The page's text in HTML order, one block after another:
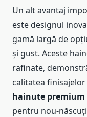
Un alt avantaj
este designul
gamă largă de
și gust. Aceste
rafinate,
calitatea
hainute premium
pentru nou-